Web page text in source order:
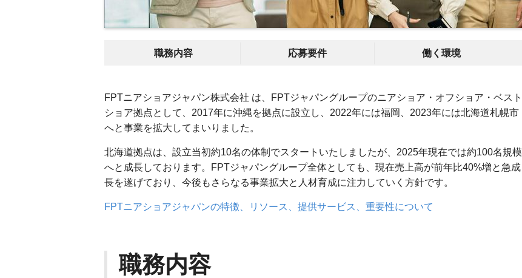
職務内容 応募要件 働く環境
FPTニアショアジャパン株式会社 は、FPTジャパングループのニアショア・オフショア・ベスト
ショア拠点として、2017年に沖縄を拠点に設立し、2022年には福岡、2023年には北海道札幌市
へと事業を拡大してまいりました。
北海道拠点は、設立当初約10名の体制でスタートいたしましたが、2025年現在では約100名規模
へと成長しております。FPTジャパングループ全体としても、現在売上高が前年比40%増と急成
長を遂げており、今後もさらなる事業拡大と人材育成に注力していく方針です。
FPTニアショアジャパンの特徴、リソース、提供サービス、重要性について
職務内容